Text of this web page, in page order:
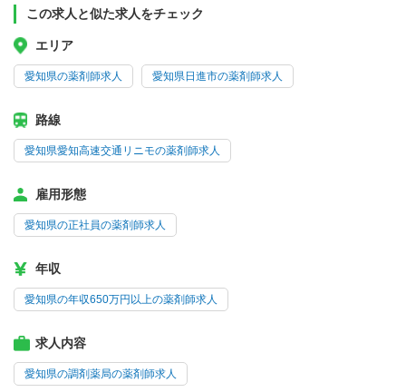
この求人と似た求人をチェック
エリア
愛知県の薬剤師求人 愛知県日進市の薬剤師求人
路線
愛知県愛知高速交通リニモの薬剤師求人
雇用形態
愛知県の正社員の薬剤師求人
年収
愛知県の年収650万円以上の薬剤師求人
求人内容
愛知県の調剤薬局の薬剤師求人